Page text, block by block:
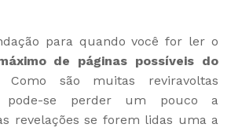
para quando você for ler o
de páginas possíveis do
Como são muitas reviravoltas
pode-se perder um pouco a
revelações se forem lidas uma a